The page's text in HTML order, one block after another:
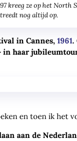
kreeg ze op het
nog altijd op.
in Cannes, 1961.
haar
en toen ik
aan de